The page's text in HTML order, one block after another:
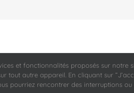
de vente -Politique de confidentialité -
et fonctionnalités proposés sur notre
tout autre appareil. En cliquant sur
pourriez rencontrer des interruptions ou